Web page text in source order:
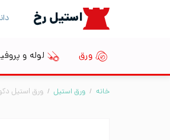
استیل رخ
ورق لوله و
خانه / ورق استیل / ورق استیل